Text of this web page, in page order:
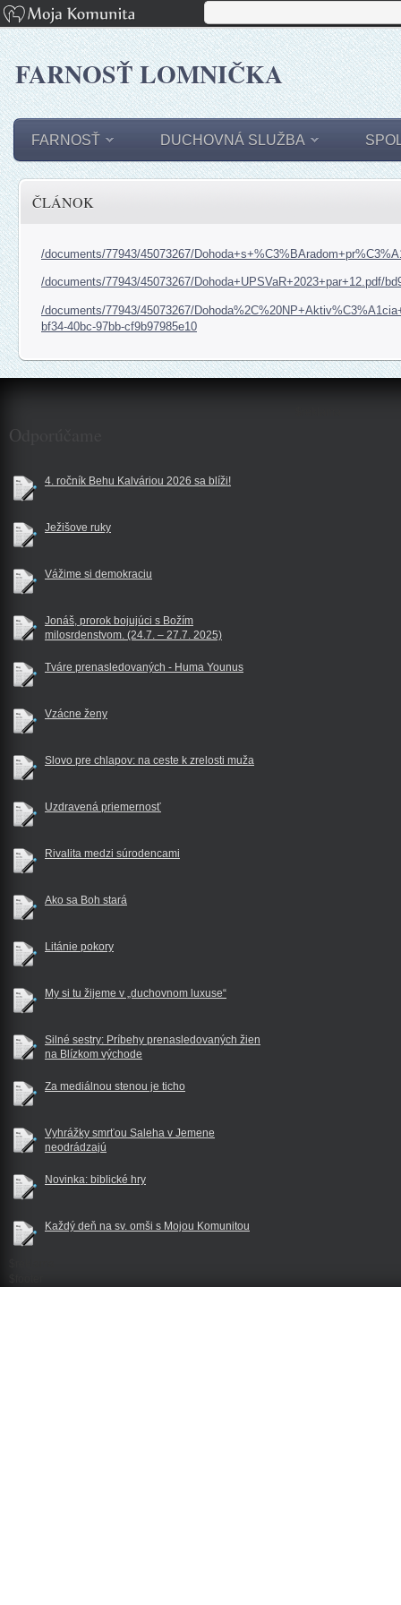
FARNOSŤ LOMNIČKA
FARNOSŤ DUCHOVNÁ SLUŽBA
ČLÁNOK
/documents/77943/45073267/
/documents/77943/45073267/Dohoda+UPSVaR+2023+par+12.pdf/
/documents/77943/45073267/
bf34-40bc-97bb-cf9b97985e10
Odporúčame
4. ročník Behu Kalváriou 2026 sa blíži!
Ježišove ruky
Vážime si demokraciu
Jonáš, prorok bojujúci s Božím
milosrdenstvom. (24.7. – 27.7. 2025)
Tváre prenasledovaných - Huma Younus
Vzácne ženy
Slovo pre chlapov: na ceste k zrelosti muža
Uzdravená priemernosť
Rivalita medzi súrodencami
Ako sa Boh stará
Litánie pokory
My si tu žijeme v „duchovnom luxuse“
Silné sestry: Príbehy prenasledovaných žien
na Blízkom východe
Za mediálnou stenou je ticho
Vyhrážky smrťou Saleha v Jemene
neodrádzajú
Novinka: biblické hry
Každý deň na sv. omši s Mojou Komunitou